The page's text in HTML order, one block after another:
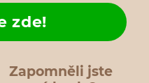
Zapomněli jste
zde!